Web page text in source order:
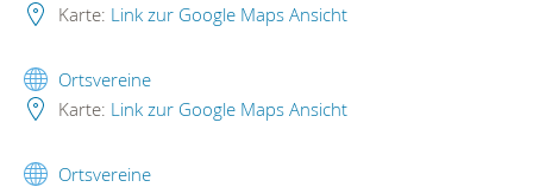
Karte: Link zur Google Maps Ansicht
Ortsvereine
Karte: Link zur Google Maps Ansicht
Ortsvereine